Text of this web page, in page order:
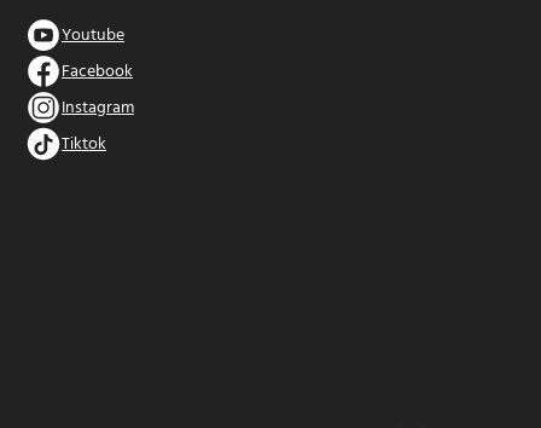
Youtube
Facebook
Instagram
Tiktok